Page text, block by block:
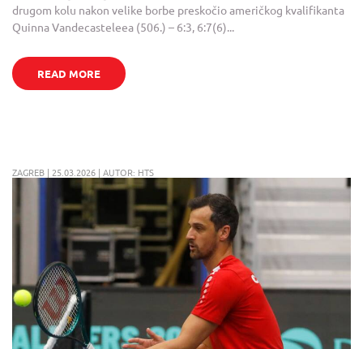
drugom kolu nakon velike borbe preskočio američkog kvalifikanta
Quinna Vandecasteleea (506.) – 6:3, 6:7(6)...
READ MORE
ZAGREB | 25.03.2026 | AUTOR: HTS